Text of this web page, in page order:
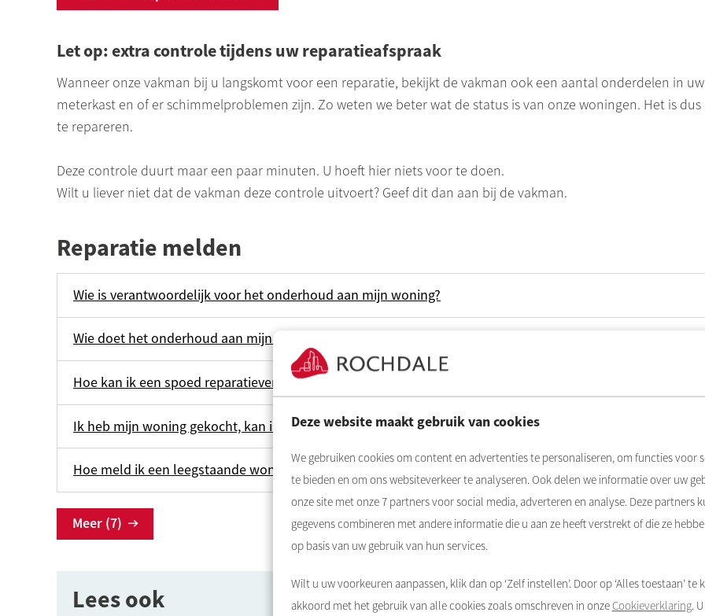
Deze website maakt gebruik van cookies
We gebruiken cookies om content en advertenties te personaliseren, om functies voor
te bieden en om ons websiteverkeer te analyseren. Ook delen we informatie over uw
onze site met onze7 partners voor social media, adverteren en analyse. Deze partners
gegevens combineren met andere informatie die u aan ze heeft verstrekt of die ze
op basis van uw gebruik van hun services.
Wilt u uw voorkeuren aanpassen, klik dan op ‘Zelf instellen’. Door op ‘Alles toestaan’ te
akkoord met het gebruik van alle cookies zoals omschreven in onze Cookieverklaring.
Let op: extra controle tijdens uw reparatieafspraak
Wanneer onze vakman bij u langskomt voor een reparatie, bekijkt de vakman ook een aantal onderdelen in
meterkast en of er schimmelproblemen zijn. Zo weten we beter wat de status is van onze woningen. Het is
te repareren.
Deze controle duurt maar een paar minuten. U hoeft hier niets voor te doen.
Wilt u liever niet dat de vakman deze controle uitvoert? Geef dit dan aan bij de vakman.
Reparatie melden
Wie is verantwoordelijk voor het onderhoud aan mijn woning?
Wie doet het onderhoud aan mijn keuken inbouwapparatuur?
Hoe kan ik een spoed reparatieverzoek melden?
Ik heb mijn woning gekocht, kan ik nog een reparatieverzoek indienen?
Hoe meld ik een leegstaande woning?
Meer (7)
Lees ook